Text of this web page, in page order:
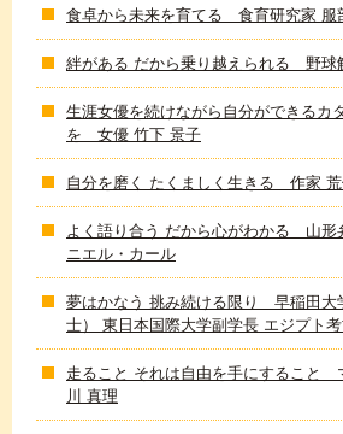
食卓から未来を育てる 食育研究家 服
絆がある だから乗り越えられる 野球
生涯女優を続けながら自分ができるカ
を 女優 竹下 景子
自分を磨く たくましく生きる 作家
よく語り合う だから心がわかる 山形
ニエル・カール
夢はかなう 挑み続ける限り 早稲田大
士） 東日本国際大学副学長 エジプト
走ること それは自由を手にすること
川 真理